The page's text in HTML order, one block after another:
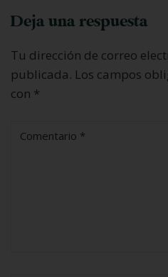
Deja una respuesta
Tu dirección de correo
publicada. Los campos
con *